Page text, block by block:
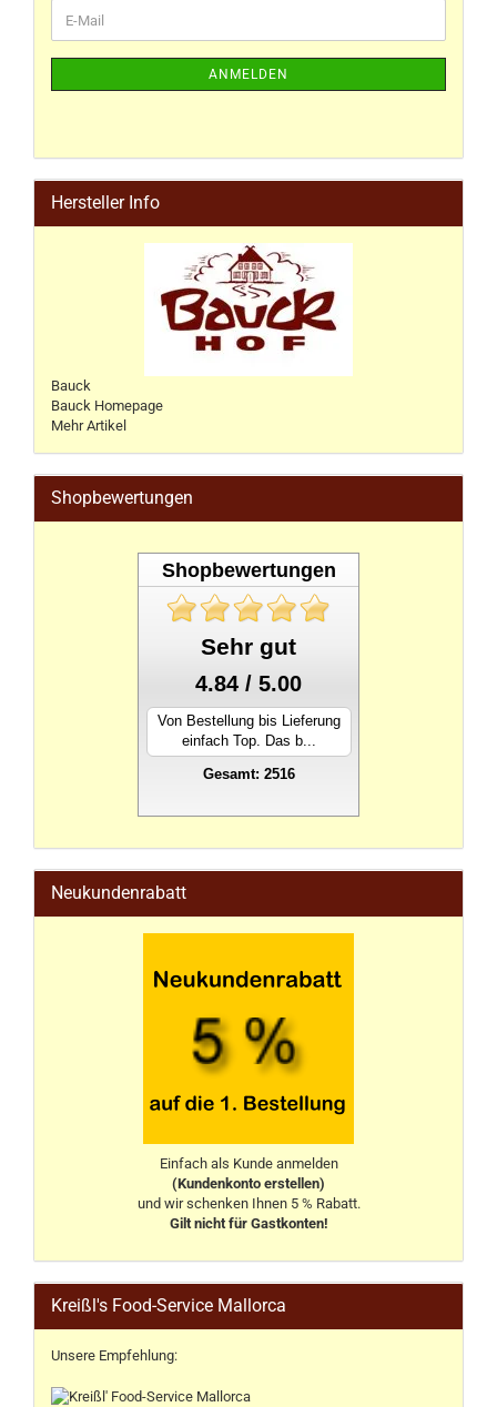
ANMELDEN
Hersteller Info
Bauck
Bauck Homepage
Mehr Artikel
Shopbewertungen
Shopbewertungen
Sehr gut
4.84 / 5.00
Von Bestellung bis Lieferung
einfach Top. Das b...
Gesamt: 2516
Neukundenrabatt
Einfach als Kunde anmelden
(Kundenkonto erstellen)
und wir schenken Ihnen 5 % Rabatt.
Gilt nicht für Gastkonten!
Kreißl's Food-Service Mallorca
Unsere Empfehlung: